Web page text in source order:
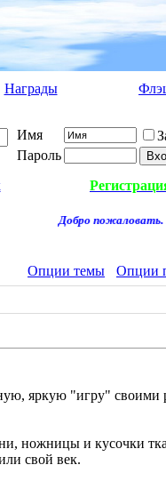
Награды
Имя
Пароль
Добро пожаловать.
Опции темы
Опции
яркую "игру" своими
ножницы и кусочки
свой век.